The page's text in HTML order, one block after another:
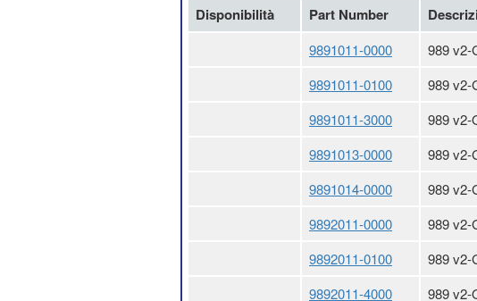
Disponibilità Part Number
9891011-0000
989 v2-
9891011-0100
989 v2-
9891011-3000
989 v2-
9891013-0000
989 v2-
9891014-0000
989 v2-
9892011-0000
989 v2-
9892011-0100
989 v2-
9892011-4000
989 v2-